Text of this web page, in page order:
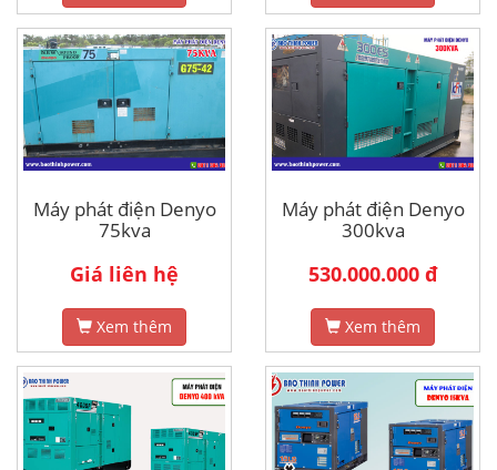
Máy phát điện Denyo
75kva
Giá liên hệ
Xem thêm
Máy phát điện Denyo
300kva
530.000.000 đ
Xem thêm